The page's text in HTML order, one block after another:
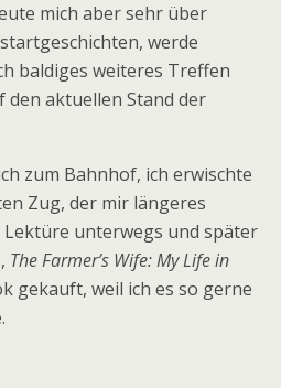
mich aber sehr über
werde
baldiges weiteres Treffen
den aktuellen Stand der
zum Bahnhof, ich erwischte
Zug, der mir längeres
unterwegs und später
The Farmer’s Wife: My Life in
gekauft, weil ich es so gerne